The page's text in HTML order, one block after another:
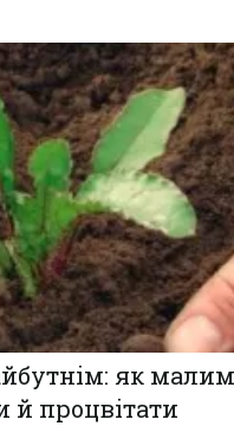
як малим
й процвітати